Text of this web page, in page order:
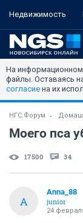
Недвижимость
На
файлы. Оставаясь
согласие на их
НГС.Форум
17500 34
A
Anna_88
junior
24